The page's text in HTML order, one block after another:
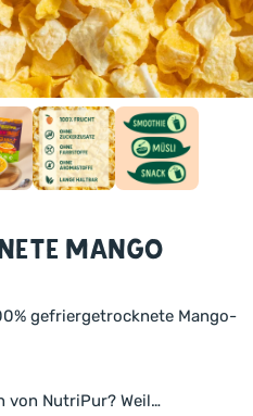
Mango
gefriergetrocknete Mango-
von NutriPur? Weil…